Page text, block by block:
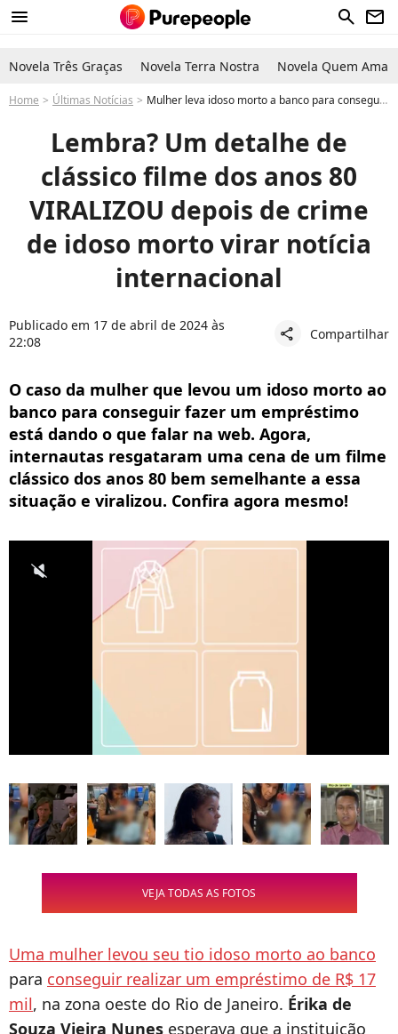
menu search newsletter
Novela Três Graças Novela Terra Nostra Novela Quem Ama
Home Últimas Notícias Mulher leva idoso morto a banco para conseguir empréstimo e semelhança com filme clássico dos anos 80 viraliza na web
Lembra? Um detalhe de
clássico filme dos anos 80
VIRALIZOU depois de crime
de idoso morto virar notícia
internacional
Publicado em 17 de abril de 2024 às
22:08
share Compartilhar
O caso da mulher que levou um idoso morto ao
banco para conseguir fazer um empréstimo
está dando o que falar na web. Agora,
internautas resgataram uma cena de um filme
clássico dos anos 80 bem semelhante a essa
situação e viralizou. Confira agora mesmo!
VEJA TODAS AS FOTOS
Uma mulher levou seu tio idoso morto ao banco
para conseguir realizar um empréstimo de R$ 17
mil, na zona oeste do Rio de Janeiro. Érika de
Souza Vieira Nunes esperava que a instituição